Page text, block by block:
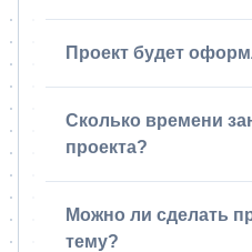
Проект будет
Сколько времени
проекта?
Можно ли сделать
тему?